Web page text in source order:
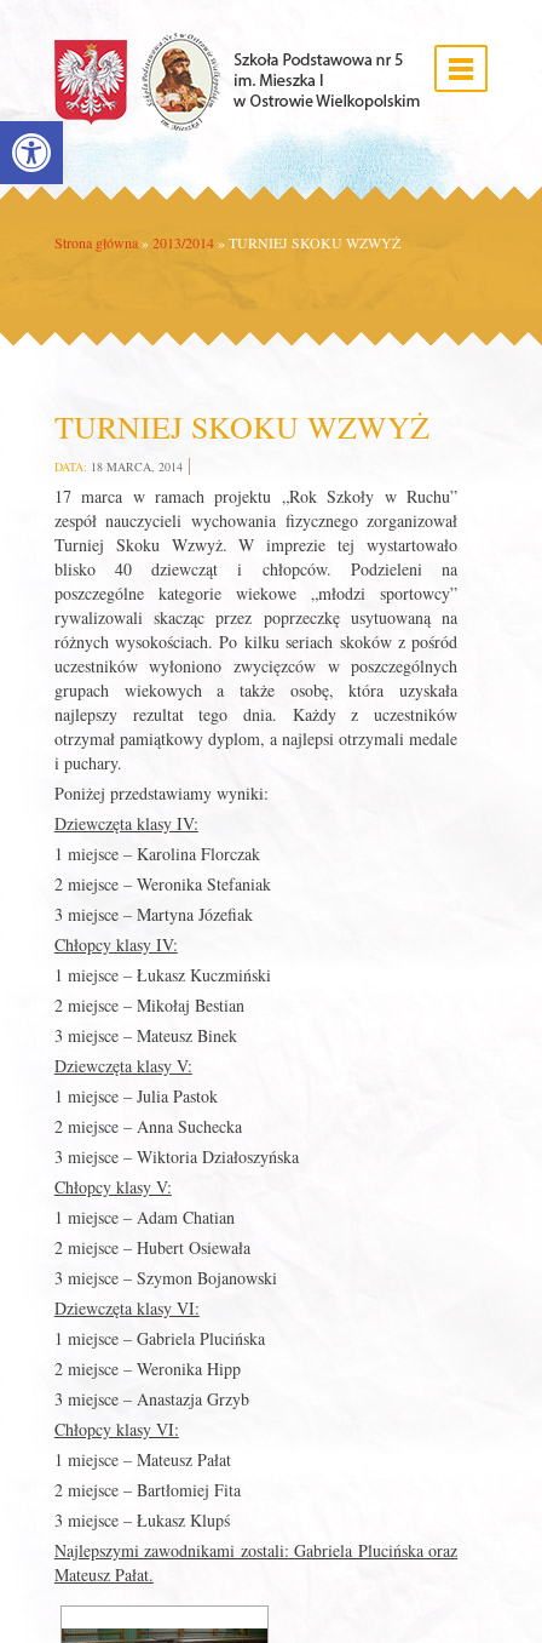
Open toolbar
Strona główna » 2013/2014 »TURNIEJ SKOKU WZWYŻ
TURNIEJ SKOKU WZWYŻ
DATA: 18 MARCA, 2014
17 marca w ramach projektu „Rok Szkoły w Ruchu”
zespół nauczycieli wychowania fizycznego zorganizował
Turniej Skoku Wzwyż. W imprezie tej wystartowało
blisko 40 dziewcząt i chłopców. Podzieleni na
poszczególne kategorie wiekowe „młodzi sportowcy”
rywalizowali skacząc przez poprzeczkę usytuowaną na
różnych wysokościach. Po kilku seriach skoków z pośród
uczestników wyłoniono zwycięzców w poszczególnych
grupach wiekowych a także osobę, która uzyskała
najlepszy rezultat tego dnia. Każdy z uczestników
otrzymał pamiątkowy dyplom, a najlepsi otrzymali medale
i puchary.
Poniżej przedstawiamy wyniki:
Dziewczęta klasy IV:
1 miejsce – Karolina Florczak
2 miejsce – Weronika Stefaniak
3 miejsce – Martyna Józefiak
Chłopcy klasy IV:
1 miejsce – Łukasz Kuczmiński
2 miejsce – Mikołaj Bestian
3 miejsce – Mateusz Binek
Dziewczęta klasy V:
1 miejsce – Julia Pastok
2 miejsce – Anna Suchecka
3 miejsce – Wiktoria Działoszyńska
Chłopcy klasy V:
1 miejsce – Adam Chatian
2 miejsce – Hubert Osiewała
3 miejsce – Szymon Bojanowski
Dziewczęta klasy VI:
1 miejsce – Gabriela Plucińska
2 miejsce – Weronika Hipp
3 miejsce – Anastazja Grzyb
Chłopcy klasy VI:
1 miejsce – Mateusz Pałat
2 miejsce – Bartłomiej Fita
3 miejsce – Łukasz Klupś
Najlepszymi zawodnikami zostali: Gabriela Plucińska oraz
Mateusz Pałat.